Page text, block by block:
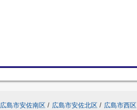
広島市安佐南区 / 広島市安佐北区 / 広島市西区